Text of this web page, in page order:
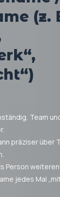
(z.
Team
präziser über
Person
jedes Mal